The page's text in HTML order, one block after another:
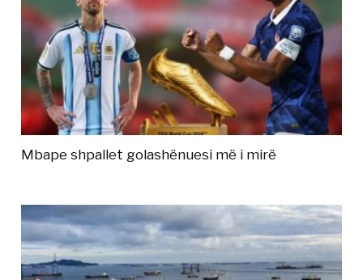
Mbape shpallet golashënuesi më i mirë